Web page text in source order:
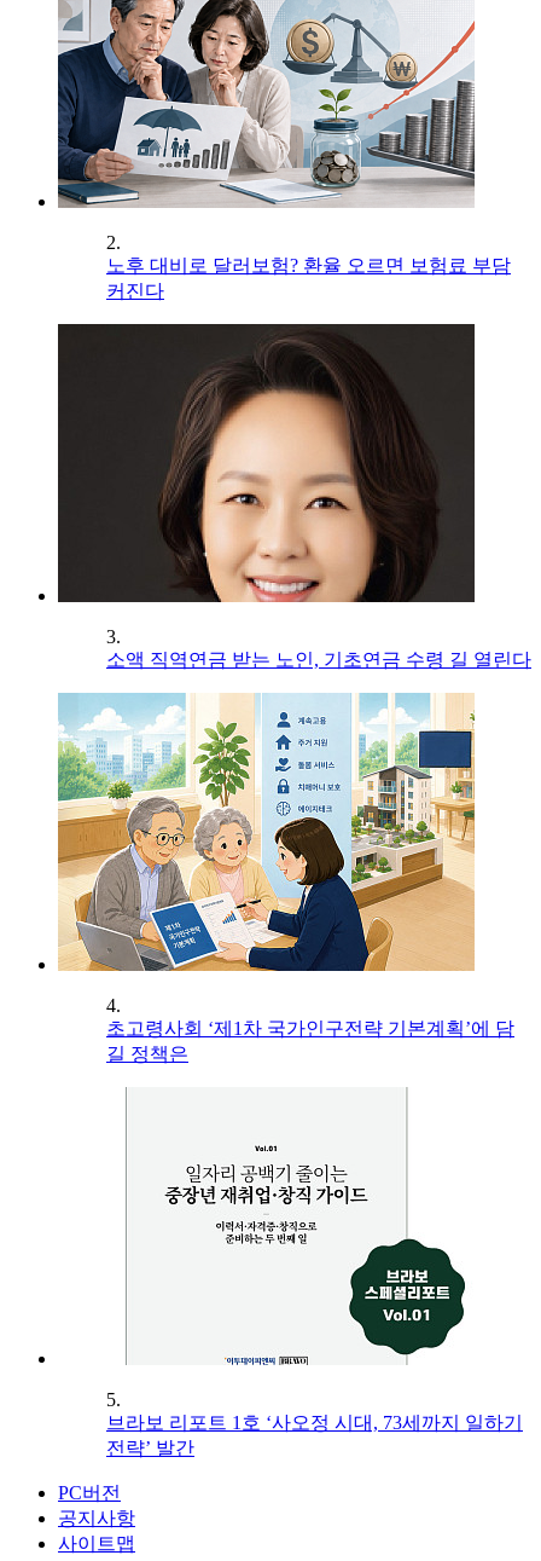
2.
노후 대비로 달러보험? 환율 오르면 보험료 부담
커진다
3.
소액 직역연금 받는 노인, 기초연금 수령 길 열린다
4.
초고령사회 ‘제1차 국가인구전략 기본계획’에 담
길 정책은
5.
브라보 리포트 1호 ‘사오정 시대, 73세까지 일하기
전략’ 발간
PC버전
공지사항
사이트맵